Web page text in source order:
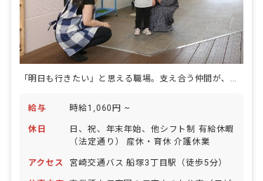
「明日も行きたい」と思える職場。支え合う仲間が、ここにいます。
給与 時給1,060円 ~
休日
日、祝、年末年始、他シフト制 有給休暇
（法定通り） 産休・育休 介護休業
アクセス 宮崎交通バス 船塚3丁目駅（徒歩5分）